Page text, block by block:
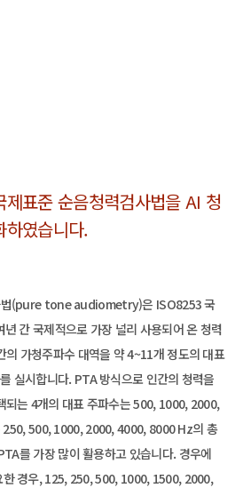
표준 순음청력검사법을 AI 청
하였습니다.
법(pure tone audiometry)은 ISO8253 국
간 국제적으로 가장 널리 사용되어 온 청력
의 가청주파수 대역을 약 4~11개 정도의 대표
실시합니다. PTA 방식으로 인간의 청력을
되는 4개의 대표 주파수는 500, 1000, 2000,
500, 1000, 2000, 4000, 8000 Hz의 총
를 가장 많이 활용하고 있습니다. 경우에
한 경우, 125, 250, 500, 1000, 1500, 2000,